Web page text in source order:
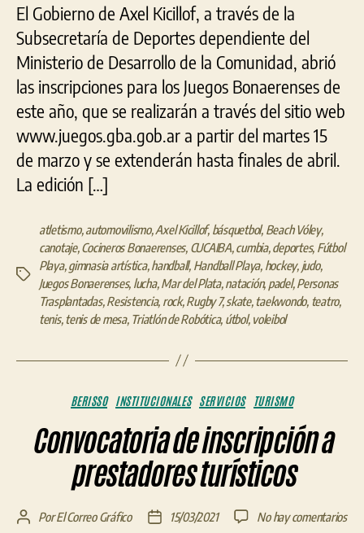
El Gobierno de Axel Kicillof, a través de la
Subsecretaría de Deportes dependiente del
Ministerio de Desarrollo de la Comunidad, abrió
las inscripciones para los Juegos Bonaerenses de
este año, que se realizarán a través del sitio web
www.juegos.gba.gob.ar a partir del martes 15
de marzo y se extenderán hasta finales de abril.
La edición […]
Etiquetas
atletismo,automovilismo,Axel Kicillof, básquetbol, Beach Vóley,
canotaje,Cocineros Bonaerenses, CUCAIBA,cumbia,deportes, Fútbol
Playa,gimnasia artística,handball, Handball Playa, hockey, judo,
Juegos Bonaerenses, lucha,Mar del Plata,natación, padel,Personas
Trasplantadas,Resistencia, rock,Rugby 7,skate,taekwondo, teatro,
tenis,tenis de mesa, Triatlón de Robótica, útbol, voleibol
Categorías
BERISSO INSTITUCIONALES SERVICIOS TURISMO
Convocatoria de inscripción a
prestadores turísticos
AutorPorEl Correo Gráfico
Fecha15/03/2021 No hay comentariosen